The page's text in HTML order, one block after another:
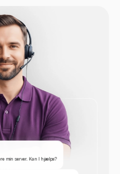
min server. Kan I hjælpe?